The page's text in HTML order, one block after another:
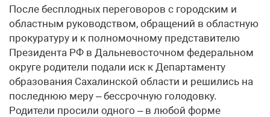
После бесплодных переговоров с городским и
областным руководством, обращений в областную
прокуратуру и к полномочному представителю
Президента РФ в Дальневосточном федеральном
округе родители подали иск к Департаменту
образования Сахалинской области и решились на
последнюю меру – бессрочную голодовку.
Родители просили одного – в любой форме